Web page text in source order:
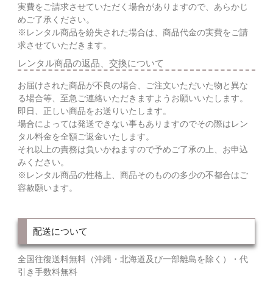
実費をご請求させていただく場合がありますので、あらかじ
めご了承ください。
※レンタル商品を紛失された場合は、商品代金の実費をご請
求させていただきます。
レンタル商品の返品、交換について
お届けされた商品が不良の場合、ご注文いただいた物と異な
る場合等、至急ご連絡いただきますようお願いいたします。
即日、正しい商品をお送りいたします。
場合によっては発送できない事もありますのでその際はレン
タル料金を全額ご返金いたします。
それ以上の責務は負いかねますので予めご了承の上、お申込
みください。
※レンタル商品の性格上、商品そのものの多少の不都合はご
容赦願います。
配送について
全国往復送料無料（沖縄・北海道及び一部離島を除く）・代
引き手数料無料